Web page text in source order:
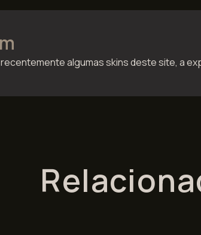
recentemente algumas skins deste site, a